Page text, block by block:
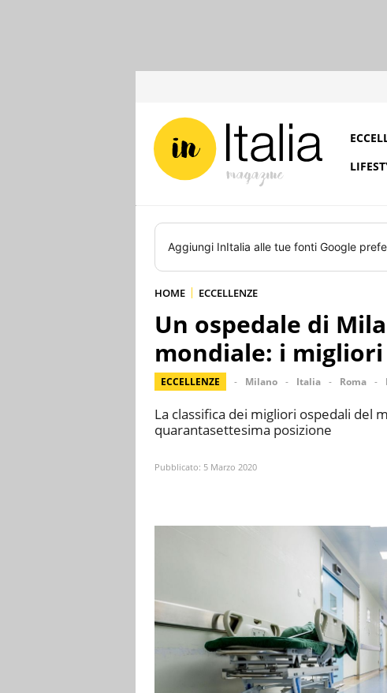
Aggiungi InItalia alle tue fonti Google
HOME ECCELLENZE
Un ospedale di
mondiale: i
ECCELLENZE Milano Italia Roma
La classifica dei migliori ospedali del
quarantasettesima posizione
Pubblicato: 5 Marzo 2020